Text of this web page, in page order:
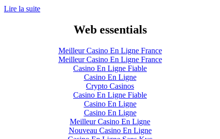
Lire la suite
Web essentials
Meilleur Casino En Ligne France
Meilleur Casino En Ligne France
Casino En Ligne Fiable
Casino En Ligne
Crypto Casinos
Casino En Ligne Fiable
Casino En Ligne
Casino En Ligne
Meilleur Casino En Ligne
Nouveau Casino En Ligne